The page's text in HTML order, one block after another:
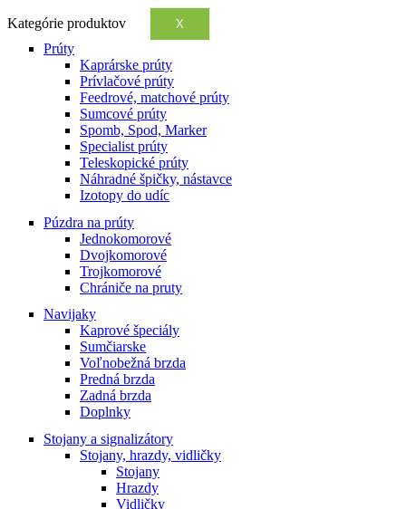
Kategórie produktov X
Prúty
Kaprárske prúty
Prívlačové prúty
Feedrové, matchové prúty
Sumcové prúty
Spomb, Spod, Marker
Specialist prúty
Teleskopické prúty
Náhradné špičky, nástavce
Izotopy do udíc
Púzdra na prúty
Jednokomorové
Dvojkomorové
Trojkomorové
Chrániče na pruty
Navijaky
Kaprové špeciály
Sumčiarske
Voľnobežná brzda
Predná brzda
Zadná brzda
Doplnky
Stojany a signalizátory
Stojany, hrazdy, vidličky
Stojany
Hrazdy
Vidličky